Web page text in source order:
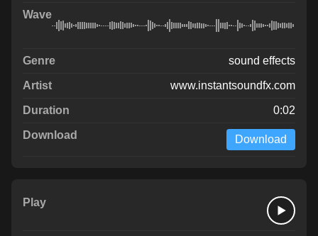
sound effects
www.instantsoundfx.com
0:02
Download